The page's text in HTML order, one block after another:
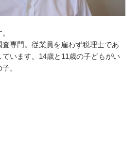
専門。従業員を雇わず税理士であ
います。14歳と11歳の子どもがい
。